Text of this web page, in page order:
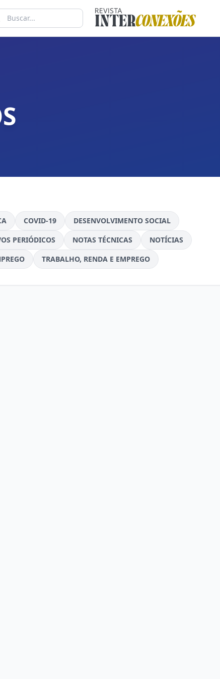
COVID-19
DESENVOLVIMENTO SOCIAL
PERIÓDICOS NOTAS TÉCNICAS
NOTÍCIAS
TRABALHO, RENDA E EMPREGO